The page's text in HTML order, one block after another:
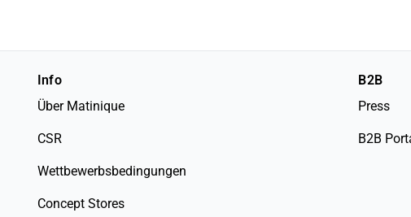
Info
Über Matinique
CSR
Wettbewerbsbedingungen
Concept Stores
B2B
Press
B2B